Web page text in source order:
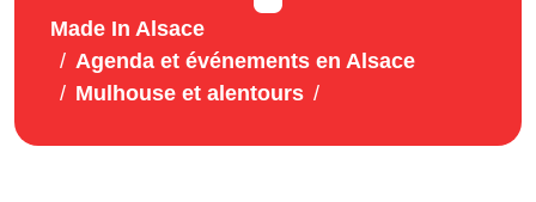
Made In Alsace
Agenda et événements en Alsace
Mulhouse et alentours